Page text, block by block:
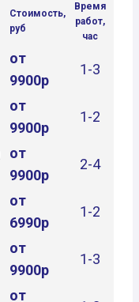
Стоимость,
руб
Время
работ,
час
от
9900р
1-3
от
9900р
1-2
от
9900р
2-4
от
6990р
1-2
от
9900р
1-3
от